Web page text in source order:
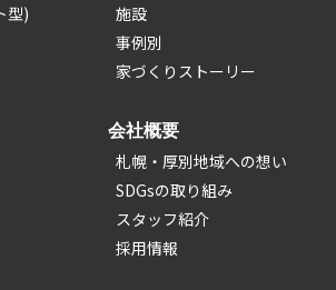
型)
施設
事例別
家づくりストーリー
会社概要
札幌・厚別地域への想い
SDGsの取り組み
スタッフ紹介
採用情報